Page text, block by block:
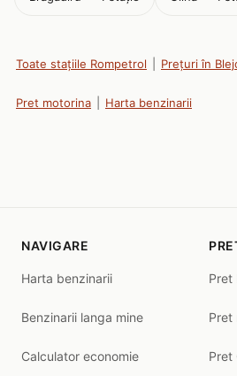
Toate stațiile Rompetrol Prețuri în
Pret motorina Harta benzinarii
NAVIGARE
Harta benzinarii
Benzinarii langa mine
Calculator economie
Pret
Pret
Pret